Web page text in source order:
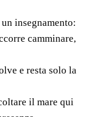
insegnamento:
camminare,
e resta solo la
il mare qui